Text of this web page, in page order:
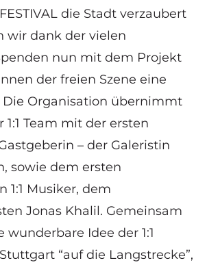
die Stadt verzaubert
wir dank der vielen
nun mit dem Projekt
der freien Szene eine
Organisation übernimmt
Team mit der ersten
– der Galeristin
sowie dem ersten
1:1 Musiker, dem
Jonas Khalil. Gemeinsam
Idee der 1:1
“auf die Langstrecke”,